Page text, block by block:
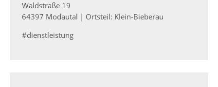
Waldstraße 19
64397 Modautal | Ortsteil: Klein-Bieberau
#dienstleistung